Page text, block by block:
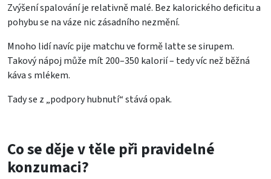
Zvýšení spalování je relativně malé. Bez kalorického deficitu a
pohybu se na váze nic zásadního nezmění.
Mnoho lidí navíc pije matchu ve formě latte se sirupem.
Takový nápoj může mít 200–350 kalorií – tedy víc než běžná
káva s mlékem.
Tady se z „podpory hubnutí“ stává opak.
Co se děje v těle při pravidelné
konzumaci?